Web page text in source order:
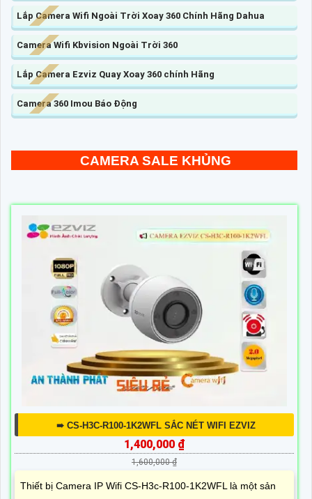
Lắp Camera Wifi Ngoài Trời Xoay 360 Chính Hãng Dahua
Camera Wifi Kbvision Ngoài Trời 360
Lắp Camera Ezviz Quay Xoay 360 chính Hãng
Camera 360 Imou Báo Động
CAMERA SALE KHỦNG
➠ CS-H3C-R100-1K2WFL SẮC NÉT WIFI EZVIZ
1,400,000 ₫
1,600,000 ₫
Thiết bị Camera IP Wifi CS-H3c-R100-1K2WFL là một sản